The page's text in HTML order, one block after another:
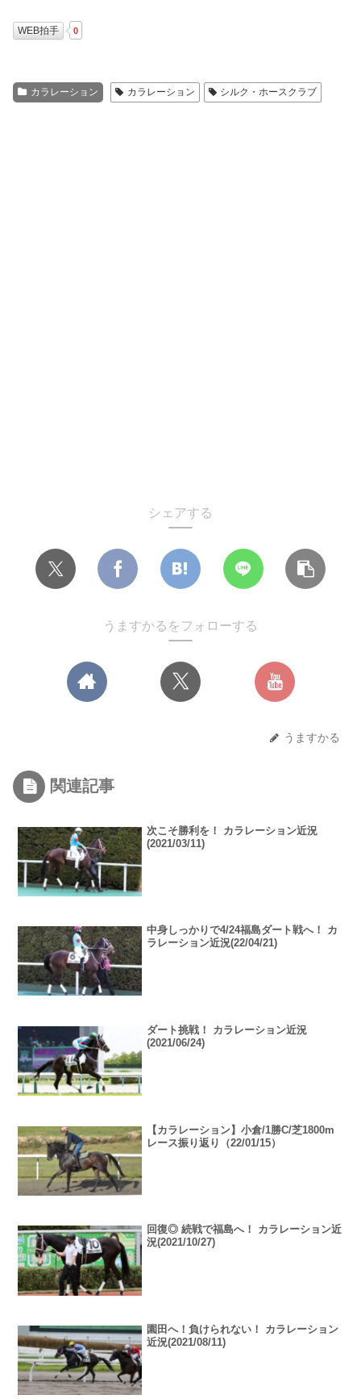
WEB拍手 0
カラレーション カラレーション シルク・ホースクラブ
シェアする
うますかるをフォローする
うますかる
関連記事
次こそ勝利を！ カラレーション近況
(2021/03/11)
中身しっかりで4/24福島ダート戦へ！ カ
ラレーション近況(22/04/21)
ダート挑戦！ カラレーション近況
(2021/06/24)
【カラレーション】小倉/1勝C/芝1800m
レース振り返り（22/01/15）
回復◎ 続戦で福島へ！ カラレーション近
況(2021/10/27)
園田へ！負けられない！ カラレーション
近況(2021/08/11)